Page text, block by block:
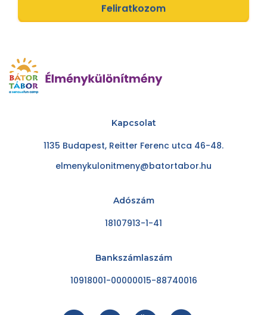
Feliratkozom
Kapcsolat
1135 Budapest, Reitter Ferenc utca 46-48.
elmenykulonitmeny@batortabor.hu
Adószám
18107913-1-41
Bankszámlaszám
10918001-00000015-88740016